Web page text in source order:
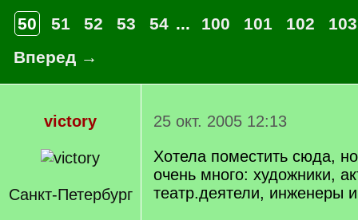
50
51 52 53 54 ... 100 101 102
103
Вперед →
victory
Санкт-Петербург
25 окт. 2005 12:13
Хотела поместить сюда,
очень много: художники,
театр.деятели, инженеры